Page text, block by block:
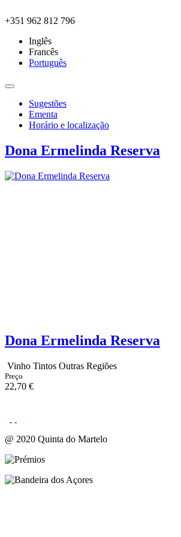
+351 962 812 796
Inglês
Francês
Português
Sugestões
Ementa
Horário e localização
Dona Ermelinda Reserva
Dona Ermelinda Reserva
Vinho Tintos Outras Regiões
Preço
22,70 €
@ 2020 Quinta do Martelo